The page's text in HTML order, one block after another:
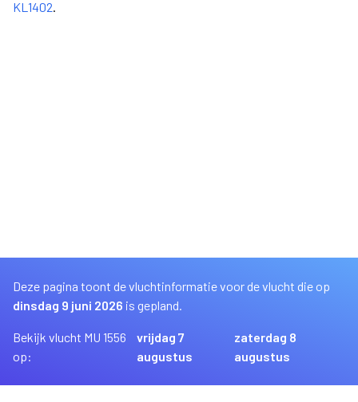
KL1402.
Deze pagina toont de vluchtinformatie voor de vlucht die op
dinsdag 9 juni 2026 is gepland.
Bekijk vlucht MU 1556
op:
vrijdag 7
augustus
zaterdag 8
augustus